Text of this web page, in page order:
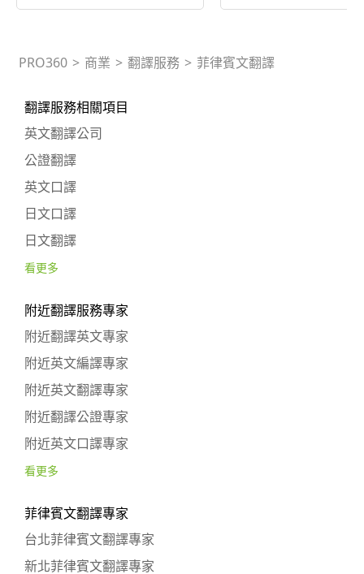
PRO360 > 商業 > 翻譯服務 > 菲律賓文翻譯
翻譯服務相關項目
英文翻譯公司
公證翻譯
英文口譯
日文口譯
日文翻譯
看更多
附近翻譯服務專家
附近翻譯英文專家
附近英文編譯專家
附近英文翻譯專家
附近翻譯公證專家
附近英文口譯專家
看更多
菲律賓文翻譯專家
台北菲律賓文翻譯專家
新北菲律賓文翻譯專家